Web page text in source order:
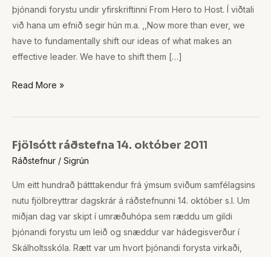
þjónandi forystu undir yfirskriftinni From Hero to Host. Í viðtali
við hana um efnið segir hún m.a. ,,Now more than ever, we
have to fundamentally shift our ideas of what makes an
effective leader. We have to shift them […]
Read More »
Fjölsótt ráðstefna 14. október 2011
Ráðstefnur / Sigrún
Um eitt hundrað þátttakendur frá ýmsum sviðum samfélagsins
nutu fjölbreyttrar dagskrár á ráðstefnunni 14. október s.l. Um
miðjan dag var skipt í umræðuhópa sem ræddu um gildi
þjónandi forystu um leið og snæddur var hádegisverður í
Skálholtsskóla. Rætt var um hvort þjónandi forysta virkaði,
Fjölsótt
ráðstefna